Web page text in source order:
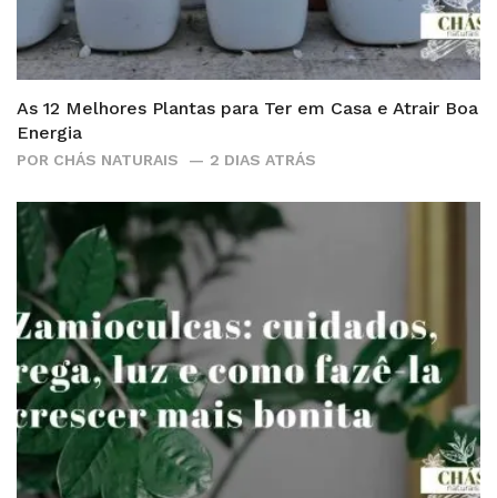
As 12 Melhores Plantas para Ter em Casa e Atrair Boa
Energia
POR CHÁS NATURAIS 2 DIAS ATRÁS